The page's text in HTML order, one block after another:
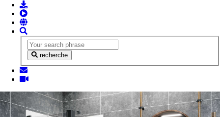
recherche